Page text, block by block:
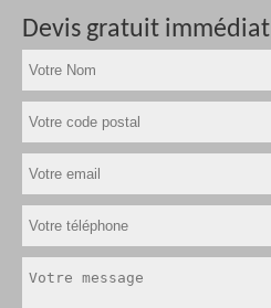
Devis gratuit immédiat